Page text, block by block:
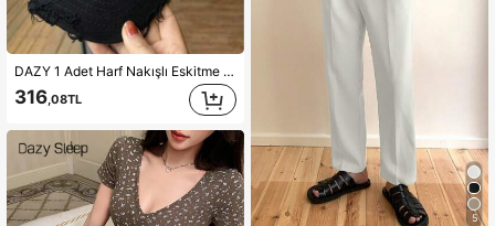
DAZY 1 Adet Harf Nakışlı Eskitme Beyzbol Şapkası, Kadın, Oversize Geniş Kenarlı Yumuşak Üst Güneş Şapkası, Streetwear
316 ,08TL
5